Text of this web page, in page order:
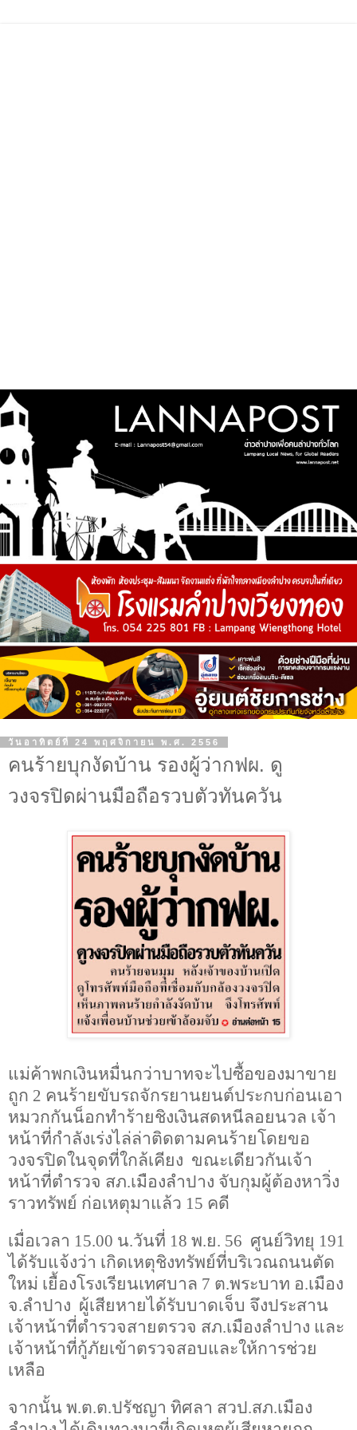
วันอาทิตย์ที่ 24 พฤศจิกายน พ.ศ. 2556
คนร้ายบุกงัดบ้าน รองผู้ว่ากฟผ. ดู
วงจรปิดผ่านมือถือรวบตัวทันควัน
แม่ค้าพกเงินหมื่นกว่าบาทจะไปซื้อของมาขาย
ถูก 2 คนร้ายขับรถจักรยานยนต์ประกบก่อนเอา
หมวกกันน็อกทำร้ายชิงเงินสดหนีลอยนวล เจ้า
หน้าที่กำลังเร่งไล่ล่าติดตามคนร้ายโดยขอ
วงจรปิดในจุดที่ใกล้เคียง ขณะเดียวกันเจ้า
หน้าที่ตำรวจ สภ.เมืองลำปาง จับกุมผู้ต้องหาวิ่ง
ราวทรัพย์ ก่อเหตุมาแล้ว 15 คดี
เมื่อเวลา 15.00 น.วันที่ 18 พ.ย. 56 ศูนย์วิทยุ 191
ได้รับแจ้งว่า เกิดเหตุชิงทรัพย์ที่บริเวณถนนตัด
ใหม่ เยื้องโรงเรียนเทศบาล 7 ต.พระบาท อ.เมือง
จ.ลำปาง ผู้เสียหายได้รับบาดเจ็บ จึงประสาน
เจ้าหน้าที่ตำรวจสายตรวจ สภ.เมืองลำปาง และ
เจ้าหน้าที่กู้ภัยเข้าตรวจสอบและให้การช่วย
เหลือ
จากนั้น พ.ต.ต.ปรัชญา ทิศลา สวป.สภ.เมือง